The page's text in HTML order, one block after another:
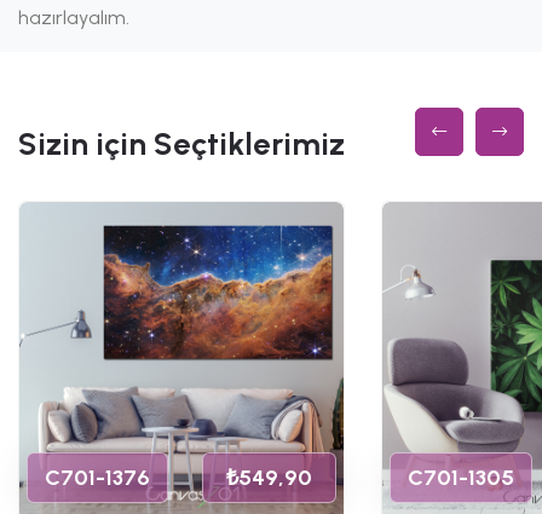
hazırlayalım.
Sizin için Seçtiklerimiz
C701-1376 ₺549,90 C701-1305